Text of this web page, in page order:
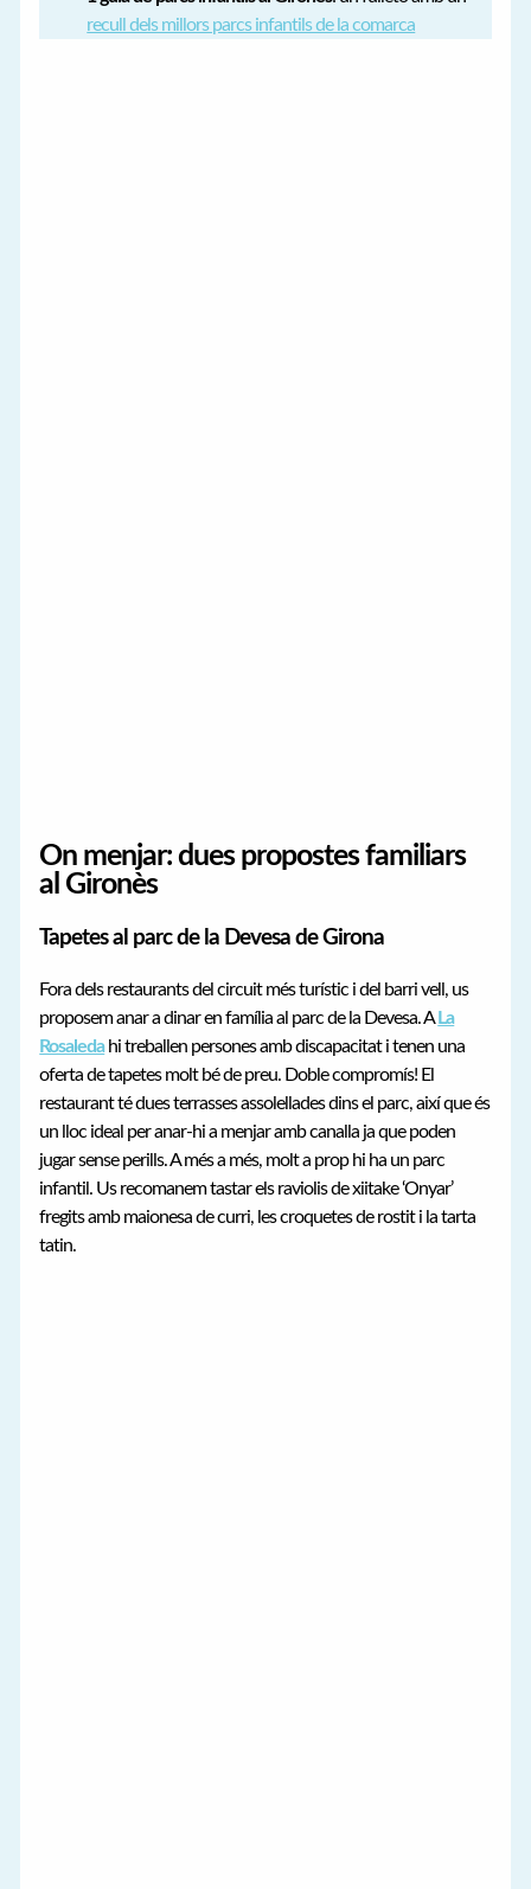
recull dels millors parcs infantils de la comarca
On menjar: dues propostes familiars
al Gironès
Tapetes al parc de la Devesa de Girona
Fora dels restaurants del circuit més turístic i del barri vell, us
proposem anar a dinar en família al parc de la Devesa. A La
Rosaledahi treballen persones amb discapacitat i tenen una
oferta de tapetes molt bé de preu. Doble compromís! El
restaurant té dues terrasses assolellades dins el parc, així que és
un lloc ideal per anar-hi a menjar amb canalla ja que poden
jugar sense perills. A més a més, molt a prop hi ha un parc
infantil. Us recomanem tastar els raviolis de xiitake ‘Onyar’
fregits amb maionesa de curri, les croquetes de rostit i la tarta
tatin.